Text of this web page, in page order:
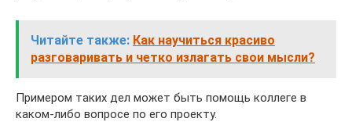
Читайте также: Как научиться красиво
разговаривать и четко излагать свои мысли?
Примером таких дел может быть помощь коллеге в
каком-либо вопросе по его проекту.